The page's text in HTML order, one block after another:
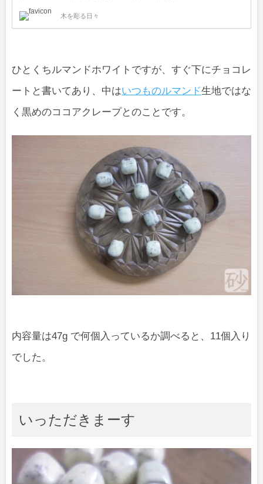
木を彫る日々
ひとくちルマンドホワイトですが、すぐ下にチョコレ
ートと書いてあり、中はいつものルマンド生地ではな
く黒めのココアクレープとのことです。
内容量は47g で何個入っているか調べると、11個入り
でした。
いっただきまーす